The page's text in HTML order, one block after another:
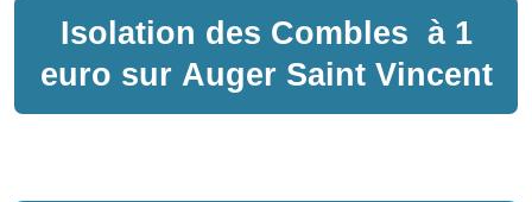
Isolation des Combles à 1
euro sur Auger Saint Vincent